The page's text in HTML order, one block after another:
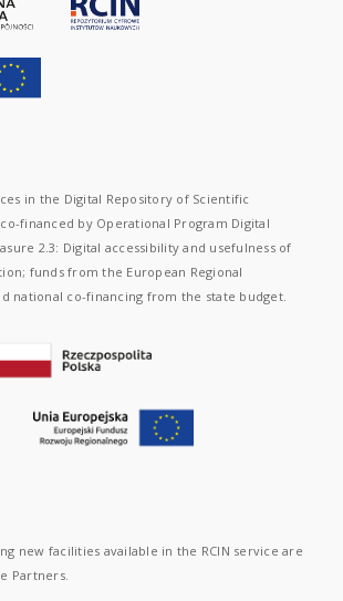
in the Digital Repository of Scientific
financed by Operational Program Digital
2.3: Digital accessibility and usefulness of
funds from the European Regional
national co-financing from the state budget.
new facilities available in the RCIN service are
Partners.